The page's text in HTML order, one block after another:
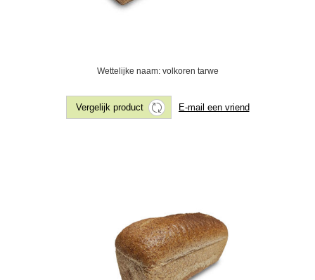
Wettelijke naam: volkoren tarwe